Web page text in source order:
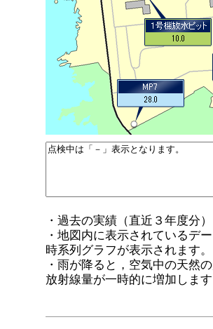
・過去の実績（直近３年度分
・地図内に表示されているデ
時系列グラフが表示されます。
・雨が降ると，空気中の天然
放射線量が一時的に増加しま